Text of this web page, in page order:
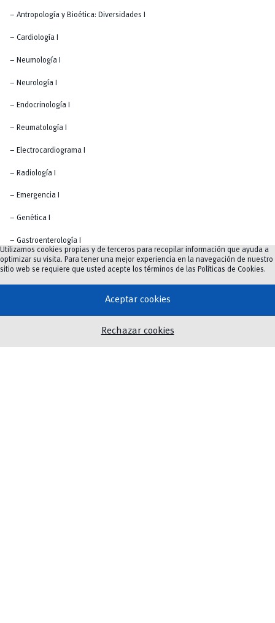
– Antropología y Bioética: Diversidades I
– Cardiología I
– Neumología I
– Neurología I
– Endocrinología I
– Reumatología I
– Electrocardiograma I
– Radiología I
– Emergencia I
– Genética I
– Gastroenterología I
– Nefrología I
– Hematología I
Utilizamos cookies propias y de terceros para recopilar información que ayuda a
optimizar su visita. Para tener una mejor experiencia en la navegación de nuestro
sitio web se requiere que usted acepte los términos de las Políticas de Cookies.
Aceptar cookies
Rechazar cookies